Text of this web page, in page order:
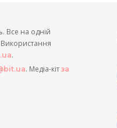
Все на одній
Використання
.
. Медіа-кіт за